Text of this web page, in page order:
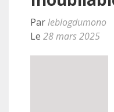
Parleblogdumono
Le 28 mars 2025